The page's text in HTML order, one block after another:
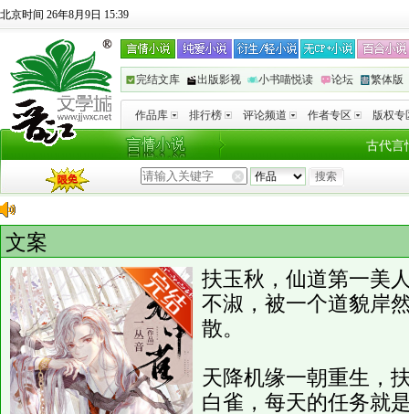
北京时间 26年8月9日 15:39
完结文库 出版影视 小书喵悦读 论坛 繁体版
作品库 排行榜 评论频道 作者专区 版权专
古代言
文案
扶玉秋，仙道第一美
不淑，被一个道貌岸
散。
天降机缘一朝重生，
白雀，每天的任务就